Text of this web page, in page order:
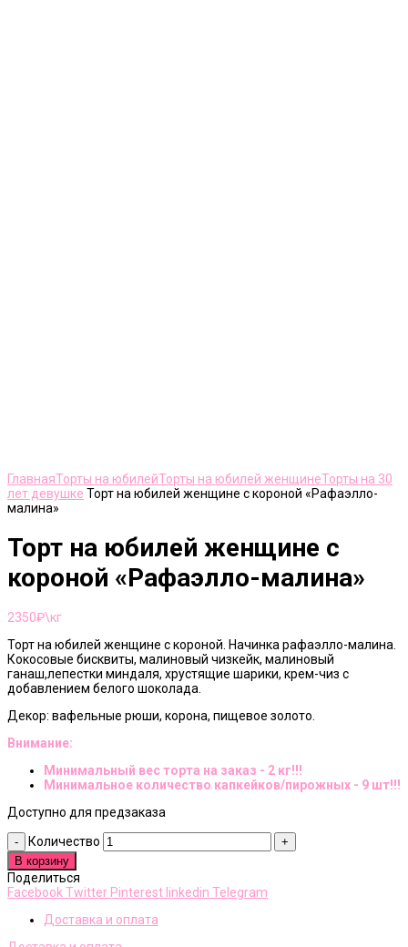
ГлавнаяТорты на юбилейТорты на юбилей женщинеТорты на 30
лет девушке Торт на юбилей женщине с короной «Рафаэлло-
малина»
Торт на юбилей женщине с
короной «Рафаэлло-малина»
2350₽\кг
Торт на юбилей женщине с короной. Начинка рафаэлло-малина.
Кокосовые бисквиты, малиновый чизкейк, малиновый
ганаш,лепестки миндаля, хрустящие шарики, крем-чиз с
добавлением белого шоколада.
Декор: вафельные рюши, корона, пищевое золото.
Внимание:
Минимальный вес торта на заказ - 2 кг!!!
Минимальное количество капкейков/пирожных - 9 шт!!!
Доступно для предзаказа
Количество
В корзину
Поделиться
Facebook Twitter Pinterest linkedin Telegram
Доставка и оплата